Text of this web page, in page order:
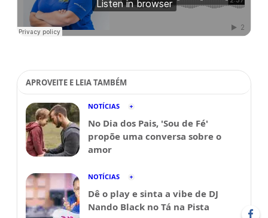
APROVEITE E LEIA TAMBÉM
NOTÍCIAS
No Dia dos Pais, 'Sou de Fé'
propõe uma conversa sobre o
amor
NOTÍCIAS
Dê o play e sinta a vibe de DJ
Nando Black no Tá na Pista